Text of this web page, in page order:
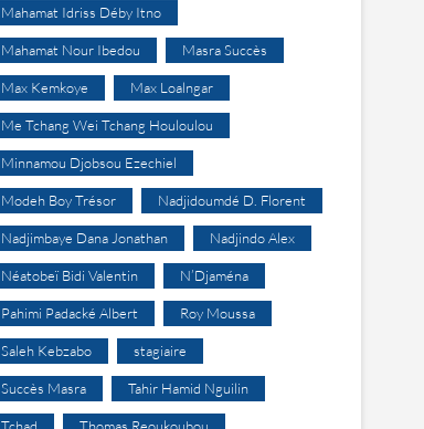
Mahamat Idriss Déby Itno
Mahamat Nour Ibedou Masra Succès
Max Kemkoye Max Loalngar
Me Tchang Wei Tchang Houloulou
Minnamou Djobsou Ezechiel
Modeh Boy Trésor Nadjidoumdé D. Florent
Nadjimbaye Dana Jonathan Nadjindo Alex
Néatobeï Bidi Valentin N’Djaména
Pahimi Padacké Albert Roy Moussa
Saleh Kebzabo stagiaire
Succès Masra Tahir Hamid Nguilin